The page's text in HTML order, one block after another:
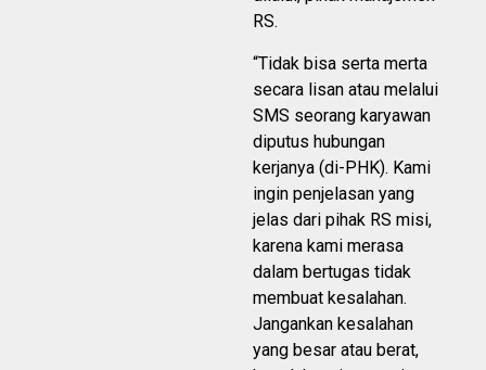
RS.
“Tidak bisa serta merta
secara lisan atau melalui
SMS seorang karyawan
diputus hubungan
kerjanya (di-PHK). Kami
ingin penjelasan yang
jelas dari pihak RS misi,
karena kami merasa
dalam bertugas tidak
membuat kesalahan.
Jangankan kesalahan
yang besar atau berat,